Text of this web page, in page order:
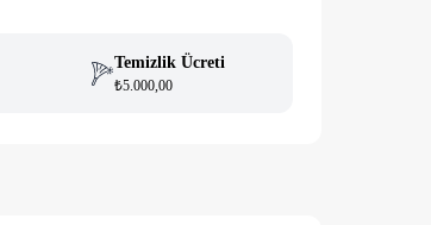
Temizlik Ücreti
₺5.000,00